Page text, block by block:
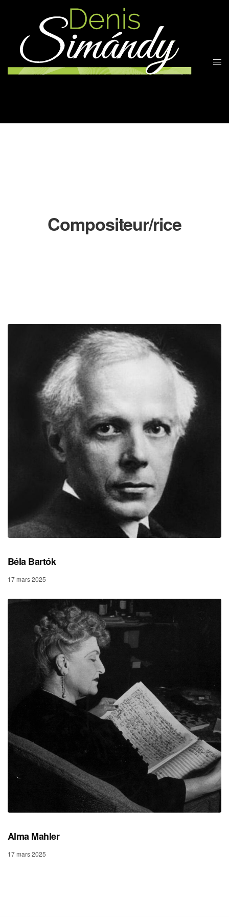
Compositeur/rice
Béla Bartók
17 mars 2025
Alma Mahler
17 mars 2025